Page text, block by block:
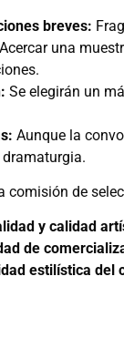
breves:
Acercar una
Se elegirán un
Aunque la
comisión de
y calidad
de
estilística del